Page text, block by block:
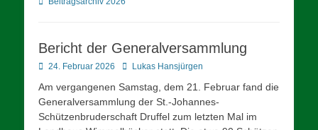
Bericht der Generalversammlung
Posted
24. Februar 2026 AutorLukas Hansjürgen
Am vergangenen Samstag, dem 21. Februar fand die
Generalversammlung der St.-Johannes-
Schützenbruderschaft Druffel zum letzten Mal im